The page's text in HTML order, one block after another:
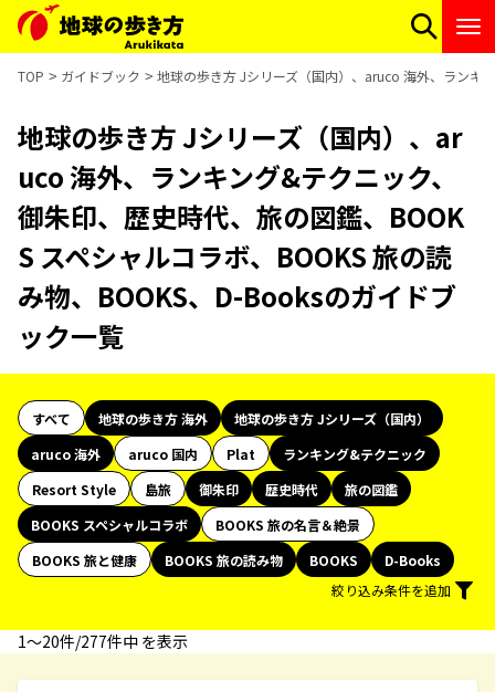
TOP ガイドブック 地球の歩き方 Jシリーズ（国内）、aruco 海外、ランキ
地球の歩き方 Jシリーズ（国内）、ar
uco 海外、ランキング&テクニック、
御朱印、歴史時代、旅の図鑑、BOOK
S スペシャルコラボ、BOOKS 旅の読
み物、BOOKS、D-Booksのガイドブ
ック一覧
すべて 地球の歩き方 海外
地球の歩き方 Jシリーズ（国内）
aruco 海外
aruco 国内 Plat
ランキング&テクニック
Resort Style
島旅 御朱印 歴史時代
旅の図鑑
BOOKS スペシャルコラボ
BOOKS 旅の名言＆絶景
BOOKS 旅と健康
BOOKS 旅の読み物 BOOKS
D-Books
絞り込み条件を追加
1〜20件/277件中 を表示